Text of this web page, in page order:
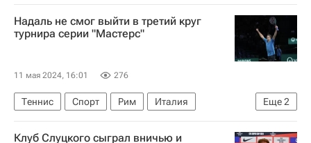
Надаль не смог выйти в третий круг
турнира серии "Мастерс"
11 мая 2024, 16:01 276
Еще2
Теннис Спорт Рим
Италия
Рафаэль Надаль
Хуберт Хуркач
Клуб Слуцкого сыграл вничью и